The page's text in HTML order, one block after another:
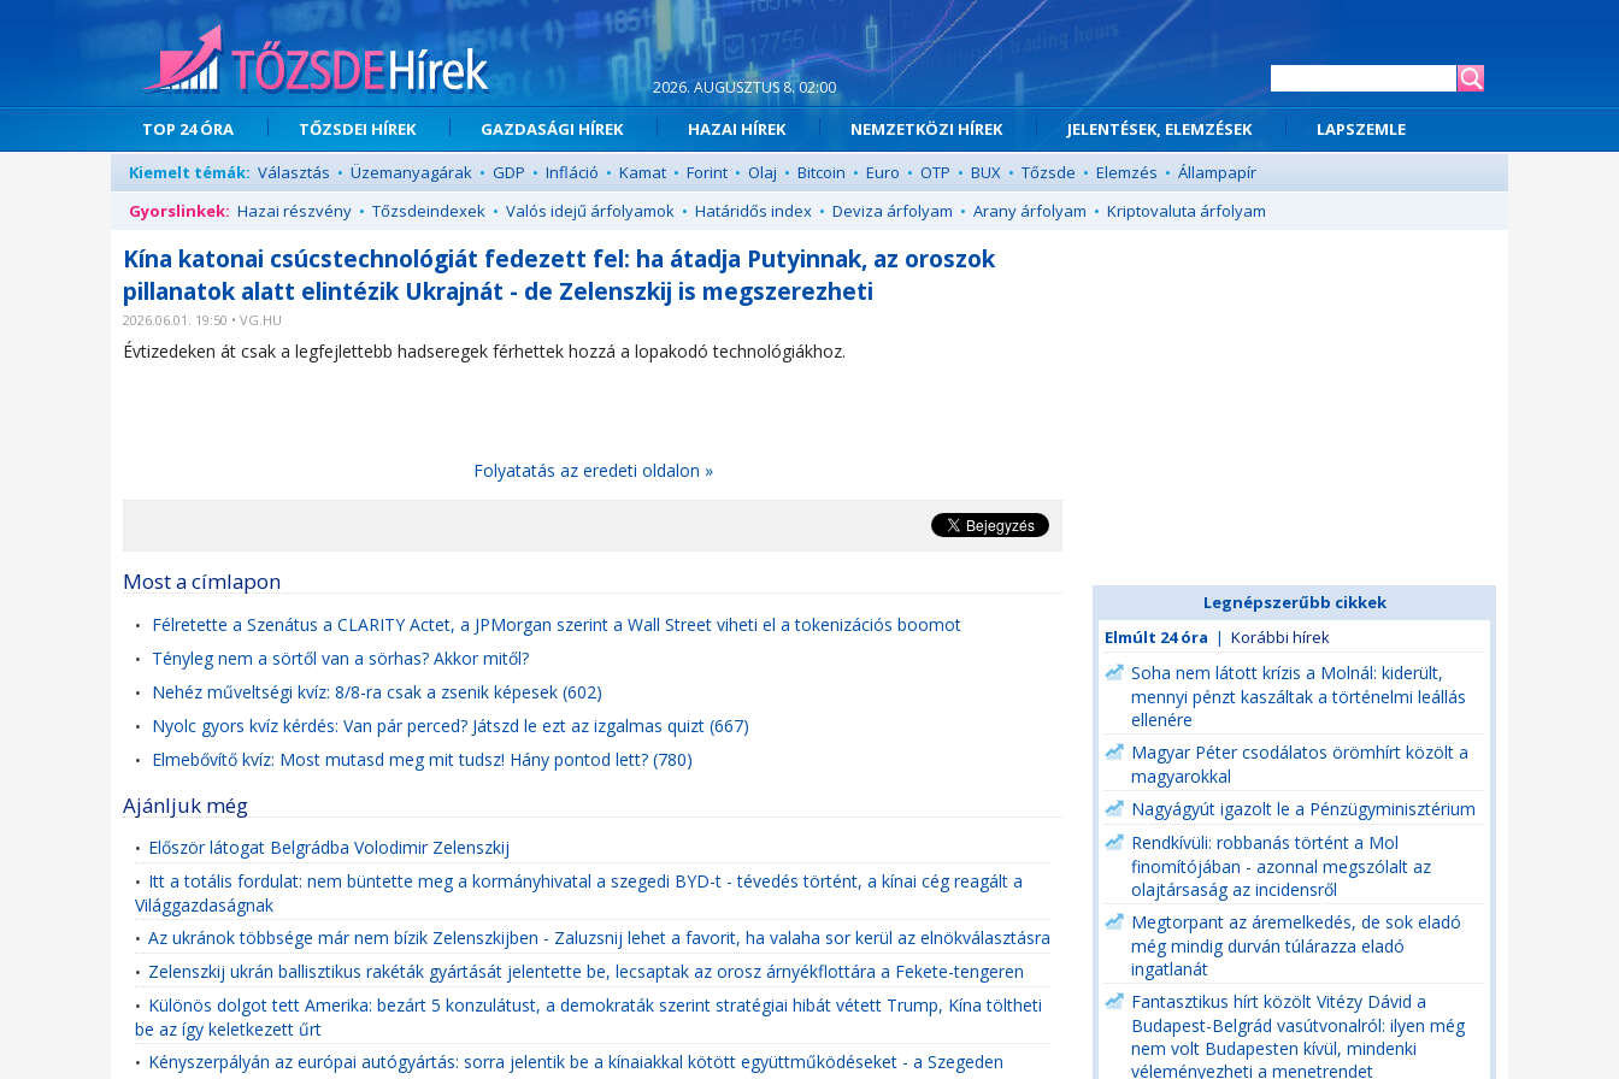
2026. AUGUSZTUS 8. 02:00
TOP 24 ÓRA TŐZSDEI HÍREK GAZDASÁGI HÍREK HAZAI HÍREK NEMZETKÖZI HÍREK JELENTÉSEK, ELEMZÉSEK
LAPSZEMLE
Kiemelt témák: Választás • Üzemanyagárak • GDP • Infláció • Kamat • Forint • Olaj • Bitcoin • Euro • OTP • BUX • Tőzsde • Elemzés • Állampapír
Gyorslinkek: Hazai részvény • Tőzsdeindexek • Valós idejű árfolyamok • Határidős index • Deviza árfolyam • Arany árfolyam • Kriptovaluta árfolyam
Kína katonai csúcstechnológiát fedezett fel: ha átadja Putyinnak, az oroszok
pillanatok alatt elintézik Ukrajnát - de Zelenszkij is megszerezheti
2026.06.01. 19:50 • VG.HU
Évtizedeken át csak a legfejlettebb hadseregek férhettek hozzá a lopakodó technológiákhoz.
Folyatatás az eredeti oldalon »
Most a címlapon
• Félretette a Szenátus a CLARITY Actet, a JPMorgan szerint a Wall Street viheti el a tokenizációs boomot
• Tényleg nem a sörtől van a sörhas? Akkor mitől?
• Nehéz műveltségi kvíz: 8/8-ra csak a zsenik képesek (602)
• Nyolc gyors kvíz kérdés: Van pár perced? Játszd le ezt az izgalmas quizt (667)
• Elmebővítő kvíz: Most mutasd meg mit tudsz! Hány pontod lett? (780)
Ajánljuk még
• Először látogat Belgrádba Volodimir Zelenszkij
• Itt a totális fordulat: nem büntette meg a kormányhivatal a szegedi BYD-t - tévedés történt, a kínai cég reagált a
Világgazdaságnak
• Az ukránok többsége már nem bízik Zelenszkijben - Zaluzsnij lehet a favorit, ha valaha sor kerül az elnökválasztásra
• Zelenszkij ukrán ballisztikus rakéták gyártását jelentette be, lecsaptak az orosz árnyékflottára a Fekete-tengeren
• Különös dolgot tett Amerika: bezárt 5 konzulátust, a demokraták szerint stratégiai hibát vétett Trump, Kína töltheti
be az így keletkezett űrt
• Kényszerpályán az európai autógyártás: sorra jelentik be a kínaiakkal kötött együttműködéseket - a Szegeden
Legnépszerűbb cikkek
Elmúlt 24 óra | Korábbi hírek
Soha nem látott krízis a Molnál: kiderült,
mennyi pénzt kaszáltak a történelmi leállás
ellenére
Magyar Péter csodálatos örömhírt közölt a
magyarokkal
Nagyágyút igazolt le a Pénzügyminisztérium
Rendkívüli: robbanás történt a Mol
finomítójában - azonnal megszólalt az
olajtársaság az incidensről
Megtorpant az áremelkedés, de sok eladó
még mindig durván túlárazza eladó
ingatlanát
Fantasztikus hírt közölt Vitézy Dávid a
Budapest-Belgrád vasútvonalról: ilyen még
nem volt Budapesten kívül, mindenki
véleményezheti a menetrendet